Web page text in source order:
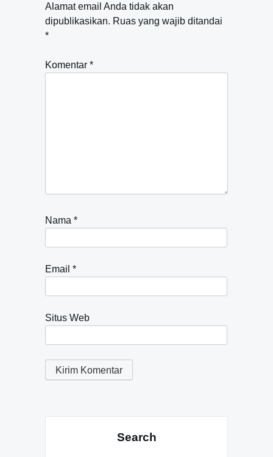
Alamat email Anda tidak akan
dipublikasikan. Ruas yang wajib ditandai
*
Komentar *
Nama *
Email *
Situs Web
Search